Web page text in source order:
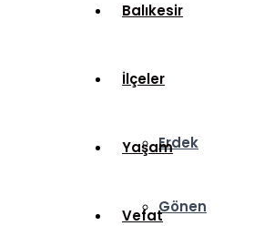
Balıkesir
İlçeler
Erdek
Gönen
Yaşam
Vefat